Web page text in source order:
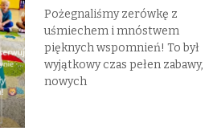
Pożegnaliśmy zerówkę z
uśmiechem i mnóstwem
pięknych wspomnień! To był
wyjątkowy czas pełen zabawy,
nowych